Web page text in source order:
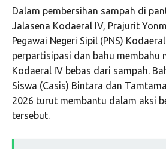
Dalam pembersihan sampah di
Jalasena Kodaeral IV, Prajurit
Pegawai Negeri Sipil (PNS)
perpartisipasi dan bahu membahu
Kodaeral IV bebas dari sampah.
Siswa (Casis) Bintara dan
2026 turut membantu dalam aksi
tersebut.